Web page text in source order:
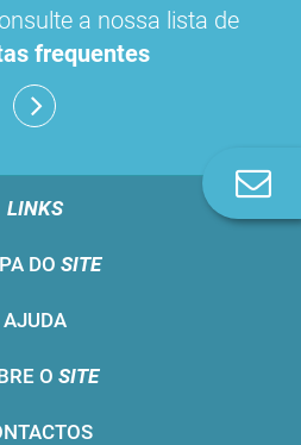
a nossa lista de
frequentes
LINKS
DO SITE
AJUDA
O SITE